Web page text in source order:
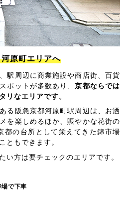
原町エリアへ
駅周辺に商業施設や商店街、百貨
ポットが多数あり、京都ならでは
リなエリアです。
る阪急京都河原町駅周辺は、お洒
を楽しめるほか、賑やかな花街の
都の台所として栄えてきた錦市場
ともできます。
い方は要チェックのエリアです。
で下車